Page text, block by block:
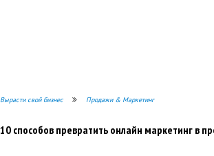
Вырасти свой бизнес Продажи & Маркетинг
10 способов превратить онлайн маркетинг в